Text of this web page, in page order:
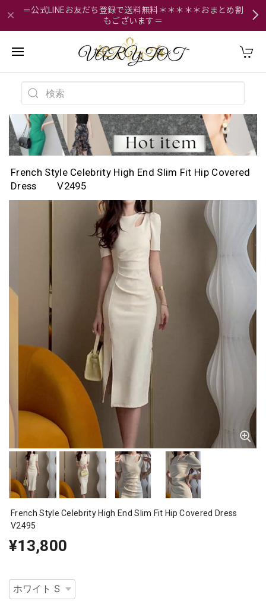
＝公式LINEお友だち登録で送料無料＊＊＊＊＊おまとめ割
もございます＝
French Style Celebrity High End Slim Fit Hip Covered
Dress V2495
French Style Celebrity High End Slim Fit Hip Covered Dress
V2495
¥13,800